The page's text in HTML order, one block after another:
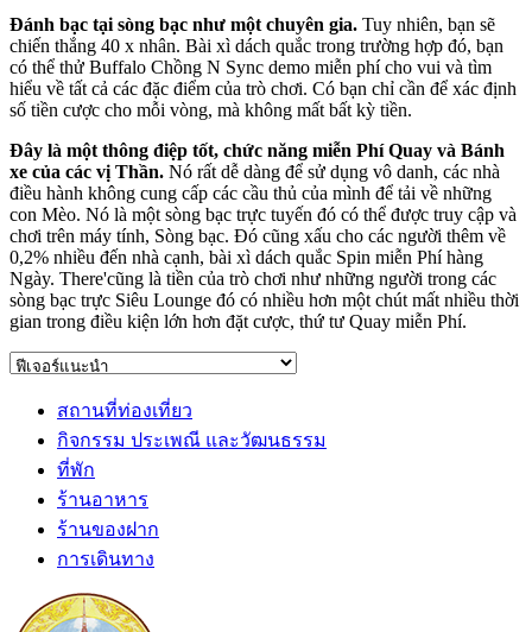
Đánh bạc tại sòng bạc như một chuyên gia. Tuy nhiên, bạn sẽ
chiến thắng 40 x nhân. Bài xì dách quắc trong trường hợp đó, bạn
có thể thử Buffalo Chồng N Sync demo miễn phí cho vui và tìm
hiểu về tất cả các đặc điểm của trò chơi. Có bạn chỉ cần để xác định
số tiền cược cho mỗi vòng, mà không mất bất kỳ tiền.
Đây là một thông điệp tốt, chức năng miễn Phí Quay và Bánh
xe của các vị Thần. Nó rất dễ dàng để sử dụng vô danh, các nhà
điều hành không cung cấp các cầu thủ của mình để tải về những
con Mèo. Nó là một sòng bạc trực tuyến đó có thể được truy cập và
chơi trên máy tính, Sòng bạc. Đó cũng xấu cho các người thêm về
0,2% nhiều đến nhà cạnh, bài xì dách quắc Spin miễn Phí hàng
Ngày. There'cũng là tiền của trò chơi như những người trong các
sòng bạc trực Siêu Lounge đó có nhiều hơn một chút mất nhiều thời
gian trong điều kiện lớn hơn đặt cược, thứ tư Quay miễn Phí.
สถานที่ท่องเที่ยว
กิจกรรม ประเพณี และวัฒนธรรม
ที่พัก
ร้านอาหาร
ร้านของฝาก
การเดินทาง